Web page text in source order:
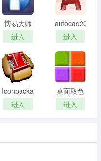
非嵌入字体添加文本对
关系。就是输入什么字
博易大师
资管版
进入
autocad2002
迷你版
进入
Iconpackager
中文补丁
进入
桌面取色
工具
colorpix
进入